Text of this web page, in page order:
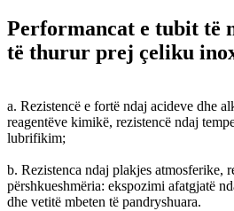
Performancat e tubit të
të thurur prej çeliku
a. Rezistencë e fortë ndaj acideve dhe
reagentëve kimikë, rezistencë ndaj
lubrifikim;
b. Rezistenca ndaj plakjes atmosferike,
përshkueshmëria: ekspozimi afatgjatë
dhe vetitë mbeten të pandryshuara.